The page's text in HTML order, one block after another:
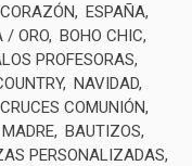
ESPAÑA
/ ORO BOHO CHIC
PROFESORAS
NAVIDAD
CRUCES COMUNIÓN
BAUTIZOS
PERSONALIZADAS